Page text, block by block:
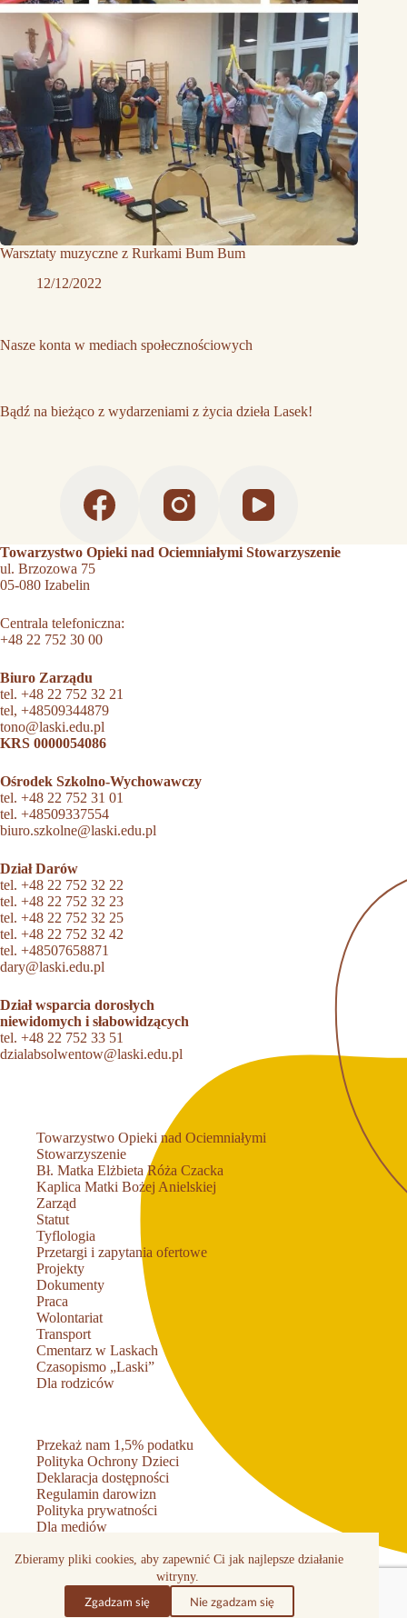
Zbieramy pliki cookies, aby zapewnić Ci jak najlepsze działanie
witryny.
Zgadzam się Nie zgadzam się
Warsztaty muzyczne z Rurkami Bum Bum
12/12/2022
Nasze konta w mediach społecznościowych
Bądź na bieżąco z wydarzeniami z życia dzieła Lasek!
Towarzystwo Opieki nad Ociemniałymi Stowarzyszenie
ul. Brzozowa 75
05-080 Izabelin
Centrala telefoniczna:
+48 22 752 30 00
Biuro Zarządu
tel. +48 22 752 32 21
tel, +48509344879
tono@laski.edu.pl
KRS 0000054086
Ośrodek Szkolno-Wychowawczy
tel. +48 22 752 31 01
tel. +48509337554
biuro.szkolne@laski.edu.pl
Dział Darów
tel. +48 22 752 32 22
tel. +48 22 752 32 23
tel. +48 22 752 32 25
tel. +48 22 752 32 42
tel. +48507658871
dary@laski.edu.pl
Dział wsparcia dorosłych
niewidomych i słabowidzących
tel. +48 22 752 33 51
dzialabsolwentow@laski.edu.pl
Towarzystwo Opieki nad Ociemniałymi
Stowarzyszenie
Bł. Matka Elżbieta Róża Czacka
Kaplica Matki Bożej Anielskiej
Zarząd
Statut
Tyflologia
Przetargi i zapytania ofertowe
Projekty
Dokumenty
Praca
Wolontariat
Transport
Cmentarz w Laskach
Czasopismo „Laski”
Dla rodziców
Przekaż nam 1,5% podatku
Polityka Ochrony Dzieci
Deklaracja dostępności
Regulamin darowizn
Polityka prywatności
Dla mediów
Made by: MUFU